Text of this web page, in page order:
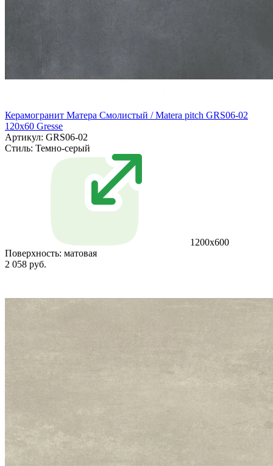
Керамогранит Матера Смолистый / Matera pitch GRS06-02
120х60 Gresse
Артикул: GRS06-02
Стиль: Темно-серый
1200х600
Поверхность: матовая
2 058 руб.